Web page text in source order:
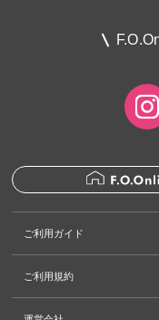
ご利用ガイド
ご利用規約